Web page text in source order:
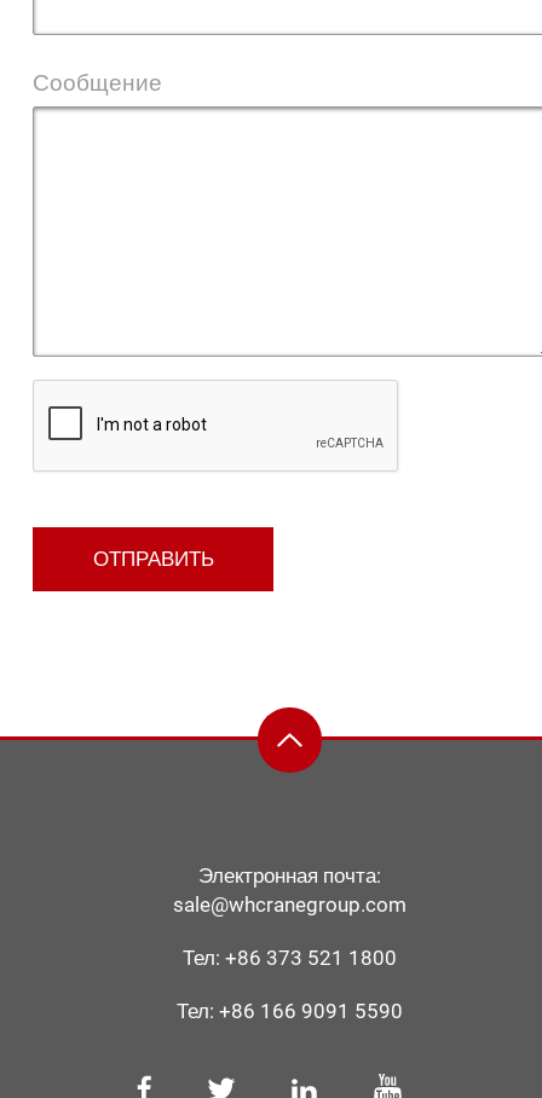
Сообщение
Электронная почта:
sale@whcranegroup.com
Тел:+86 373 521 1800
Тел:+86 166 9091 5590